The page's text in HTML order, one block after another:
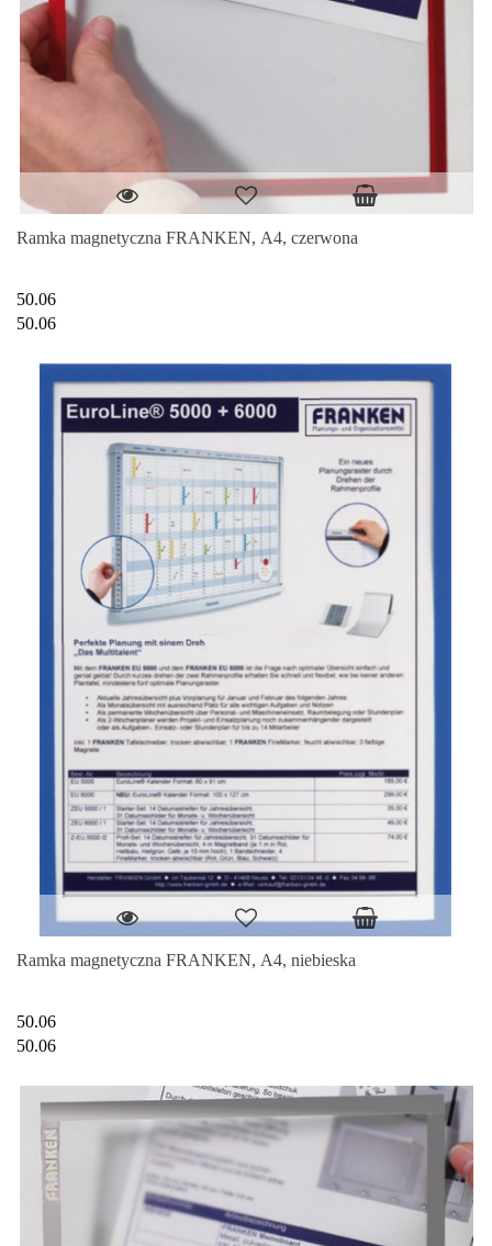
Ramka magnetyczna FRANKEN, A4, czerwona
50.06
50.06
Ramka magnetyczna FRANKEN, A4, niebieska
50.06
50.06